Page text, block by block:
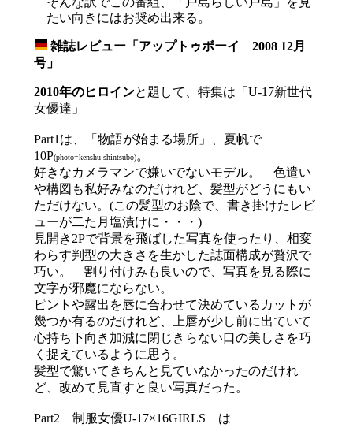
たい向きにはお奨め出来る。
雑誌レビュー「アップトゥボーイ 2008 12月
号」
2010年のヒロインと題して、特集は「U-17新世代
女優達」
Part1は、「物語が始まる場所」、夏帆で
10P(photo=kenshu shintsubo)。
好きなカメラマンで嫌いでないモデル。 色遣い
や構図も私好みなのだけれど、髪型がどうにもい
ただけない。(この髪型のお陰で、書き掛けたレビ
ューが二た月塩漬けに・・・)
見開き2Pで背景を飛ばした写真を使ったり、相変
わらす判型の大きさを生かした誌面構成が贅沢で
巧い。 割り付けみも良いので、写真を見る際に
文字が邪魔にならない。
ピントや露出を唇に合わせて決めているカットが
幾つか有るのだけれど、上唇が少し前に出ていて
心持ち下向き加減に閉じきらない口の美しさを巧
く捉えているように思う。
髪型で驚いてきちんと見ていなかったのだけれ
ど、改めて見直すと良い写真だった。
Part2 制服女優U-17×16GIRLS は